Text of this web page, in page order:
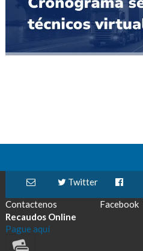
Contactenos
Twitter
Facebook
Recaudos Online
Pague aquí